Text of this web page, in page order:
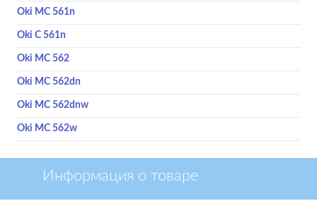
Oki MC 561n
Oki C 561n
Oki MC 562
Oki MC 562dn
Oki MC 562dnw
Oki MC 562w
Информация о товаре